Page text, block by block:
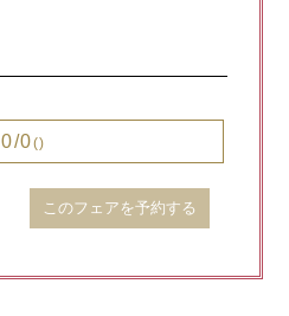
0/0()
このフェアを予約する